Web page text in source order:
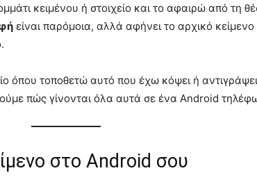
κειμένου ή στοιχείο και το αφαιρώ από τη
είναι παρόμοια, αλλά αφήνει το αρχικό
όπου τοποθετώ αυτό που έχω κόψει ή
πώς γίνονται όλα αυτά σε ένα Android
στο Android σου